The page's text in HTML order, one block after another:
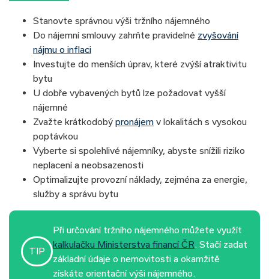
✅Výše úvěru:
3 500 000 Kč
✅Měsíční splátka:
18 131 Kč
Stanovte správnou výši tržního nájemného
Do nájemní smlouvy zahrňte pravidelné zvyšování
nájmu o inflaci
Investujte do menších úprav, které zvýší atraktivitu
bytu
U dobře vybavených bytů lze požadovat vyšší
nájemné
Zvažte krátkodobý pronájem v lokalitách s vysokou
poptávkou
Vyberte si spolehlivé nájemníky, abyste snížili riziko
neplacení a neobsazenosti
Optimalizujte provozní náklady, zejména za energie,
služby a správu bytu
TIP
Při určování tržního nájemného můžete využít
kalkulačku Ministerstva financí ČR. Stačí zadat
základní údaje o nemovitosti a okamžitě
získáte orientační výši nájemného.